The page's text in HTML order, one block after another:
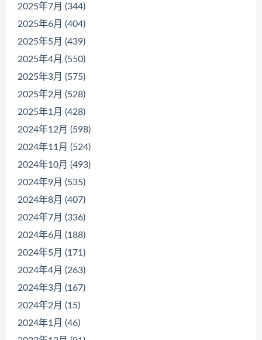
2025年7月 (344)
2025年6月 (404)
2025年5月 (439)
2025年4月 (550)
2025年3月 (575)
2025年2月 (528)
2025年1月 (428)
2024年12月 (598)
2024年11月 (524)
2024年10月 (493)
2024年9月 (535)
2024年8月 (407)
2024年7月 (336)
2024年6月 (188)
2024年5月 (171)
2024年4月 (263)
2024年3月 (167)
2024年2月 (15)
2024年1月 (46)